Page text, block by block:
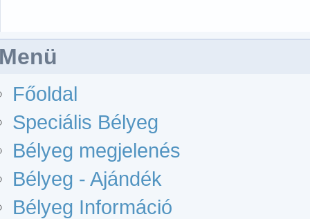
Főoldal
Speciális Bélyeg
Bélyeg megjelenés
Bélyeg - Ajándék
Bélyeg Információ